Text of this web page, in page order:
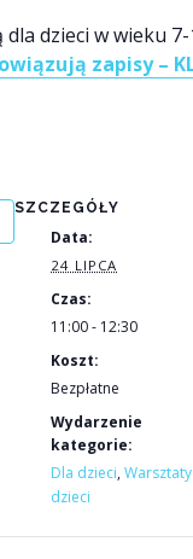
dzieci w wieku 7-
zapisy –
SZCZEGÓŁY
Data:
24 LIPCA
Czas:
11:00 - 12:30
Koszt:
Bezpłatne
Wydarzenie
kategorie:
Dla dzieci,
dzieci